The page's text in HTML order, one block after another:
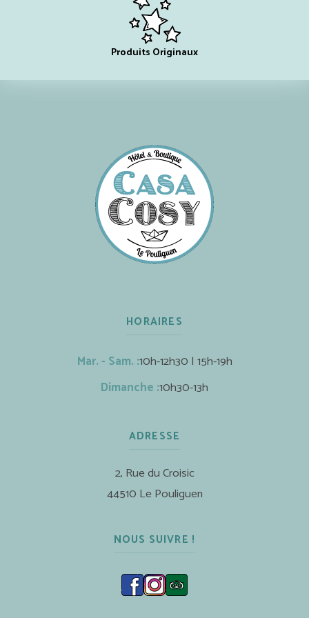
Produits Originaux
HORAIRES
Mar. - Sam. :10h-12h30 | 15h-19h
Dimanche :10h30-13h
ADRESSE
2, Rue du Croisic
44510 Le Pouliguen
NOUS SUIVRE !